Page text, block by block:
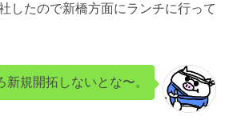
したので新橋方面にランチに行って
新規開拓しないとな〜。